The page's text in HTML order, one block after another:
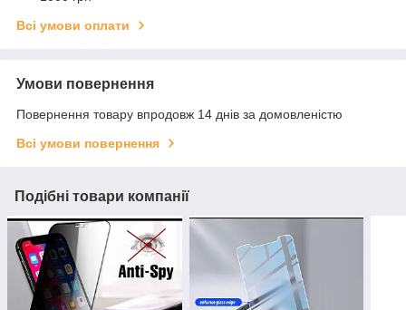
Всі умови оплати
Умови повернення
Повернення товару впродовж 14 днів за домовленістю
Всі умови повернення
Подібні товари компанії